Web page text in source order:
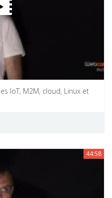
IoT, M2M, cloud, Linux et
44:58